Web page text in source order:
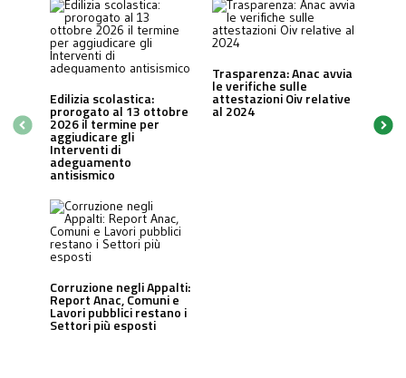
Edilizia scolastica:
prorogato al 13 ottobre
2026 il termine per
aggiudicare gli
Interventi di
adeguamento
antisismico
Trasparenza: Anac avvia
le verifiche sulle
attestazioni Oiv relative
al 2024
Corruzione negli Appalti:
Report Anac, Comuni e
Lavori pubblici restano i
Settori più esposti